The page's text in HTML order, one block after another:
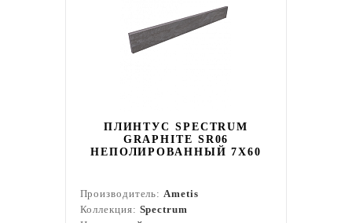
ПЛИНТУС SPECTRUM
GRAPHITE SR06
НЕПОЛИРОВАННЫЙ 7X60
Производитель:Ametis
Коллекция: Spectrum